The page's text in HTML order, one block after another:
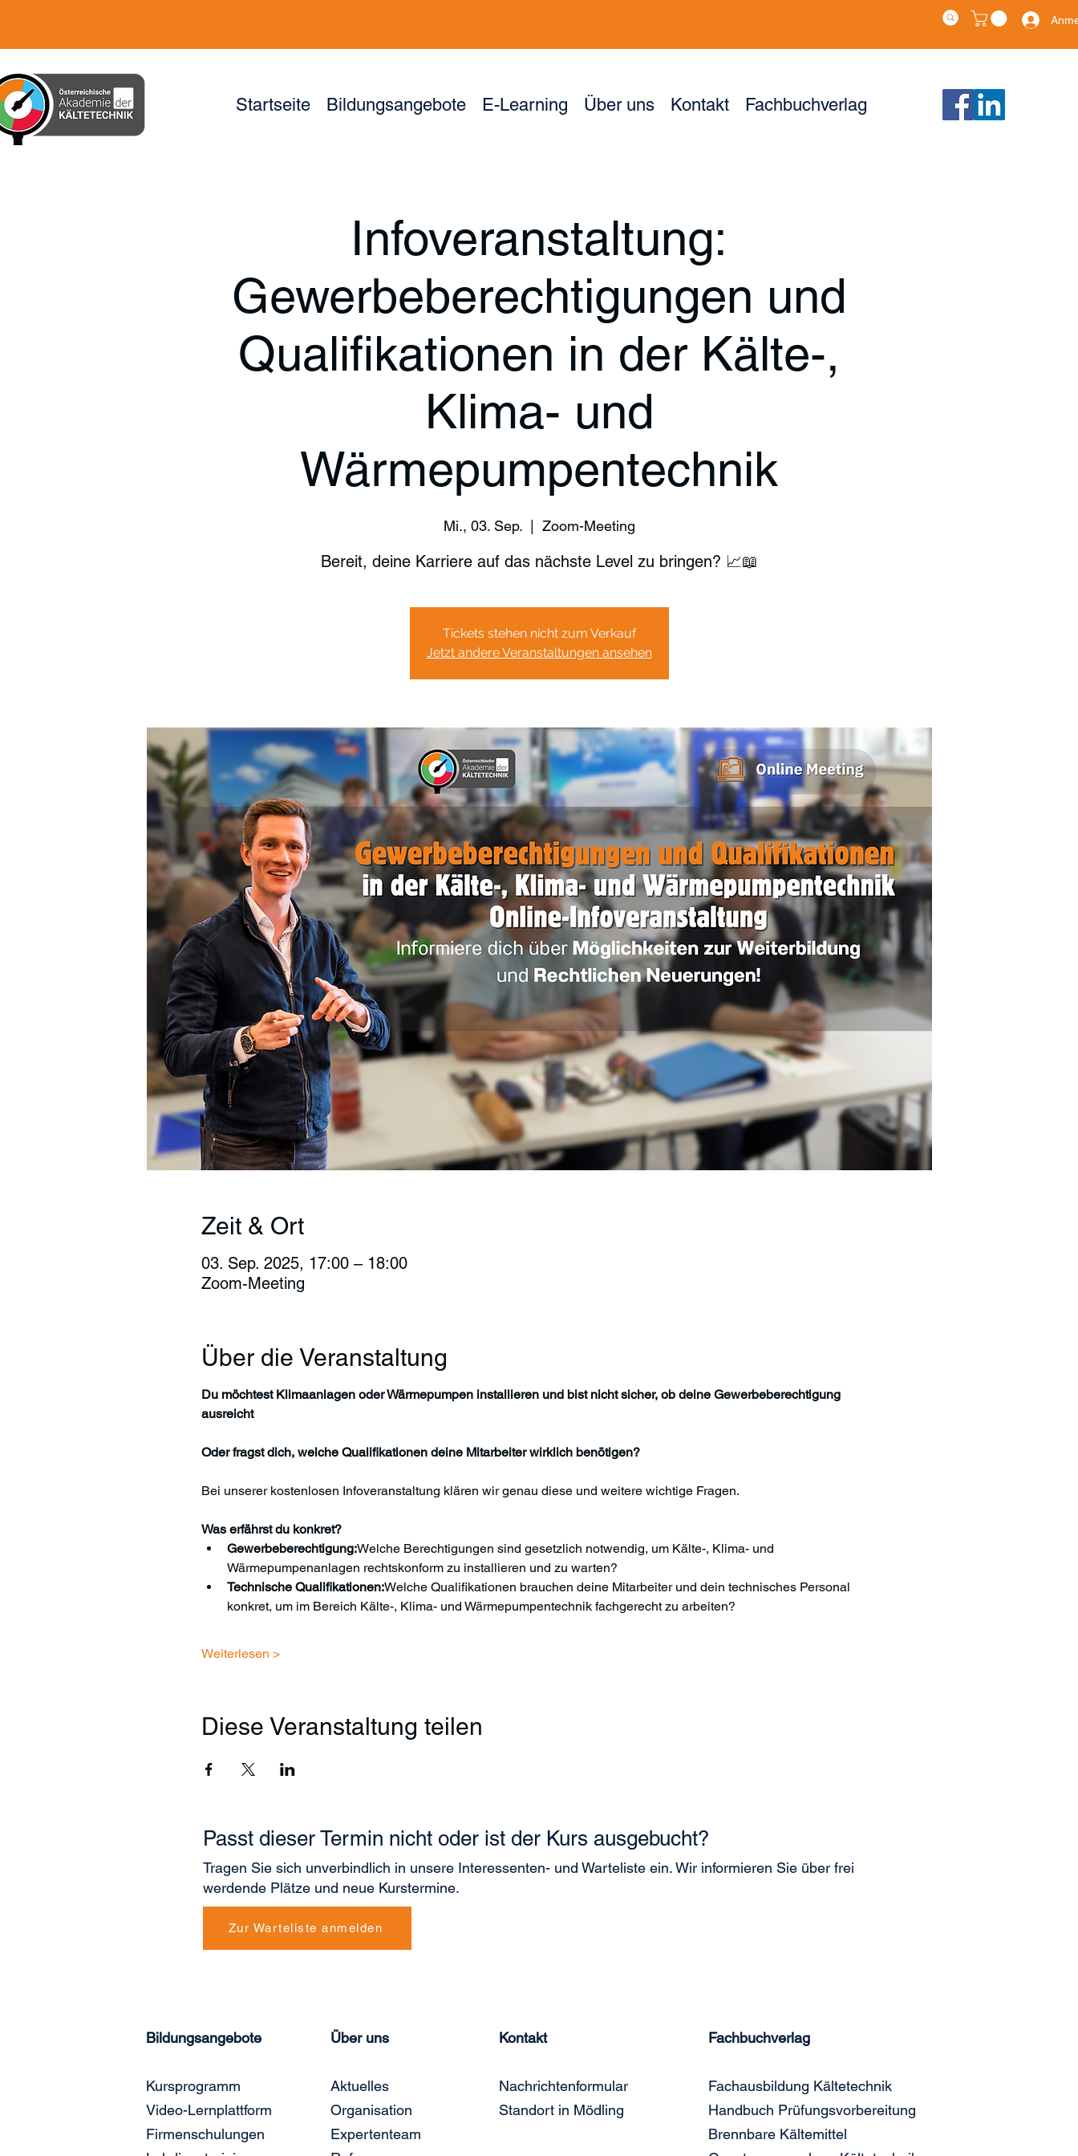
Startseite Bildungsangebote E-Learning Über uns Kontakt Fachbuchverlag
Infoveranstaltung:
Gewerbeberechtigungen und
Qualifikationen in der Kälte-,
Klima- und
Wärmepumpentechnik
Mi., 03. Sep.
  |
Zoom-Meeting
Bereit, deine Karriere auf das nächste Level zu bringen? 📈📖
Tickets stehen nicht zum Verkauf
Jetzt andere Veranstaltungen ansehen
Zeit & Ort
03. Sep. 2025, 17:00 – 18:00
Zoom-Meeting
Über die Veranstaltung
Du möchtest Klimaanlagen oder Wärmepumpen installieren und bist nicht sicher, ob deine Gewerbeberechtigung
ausreicht
Oder fragst dich, welche Qualifikationen deine Mitarbeiter wirklich benötigen?
Bei unserer kostenlosen Infoveranstaltung klären wir genau diese und weitere wichtige Fragen.
Was erfährst du konkret?
Gewerbeberechtigung:Welche Berechtigungen sind gesetzlich notwendig, um Kälte-, Klima- und
Wärmepumpenanlagen rechtskonform zu installieren und zu warten?
Technische Qualifikationen:Welche Qualifikationen brauchen deine Mitarbeiter und dein technisches Personal
konkret, um im Bereich Kälte-, Klima- und Wärmepumpentechnik fachgerecht zu arbeiten?
Weiterlesen >
Diese Veranstaltung teilen
Passt dieser Termin nicht oder ist der Kurs ausgebucht?
Tragen Sie sich unverbindlich in unsere Interessenten- und Warteliste ein. Wir informieren Sie über frei
werdende Plätze und neue Kurstermine.
Zur Warteliste anmelden
Bildungsangebote
Kursprogramm
Video-Lernplattform
Firmenschulungen
Über uns
Aktuelles
Organisation
Expertenteam
Kontakt
Nachrichtenformular
Standort in Mödling
Fachbuchverlag
Fachausbildung Kältetechnik
Handbuch Prüfungsvorbereitung
Brennbare Kältemittel